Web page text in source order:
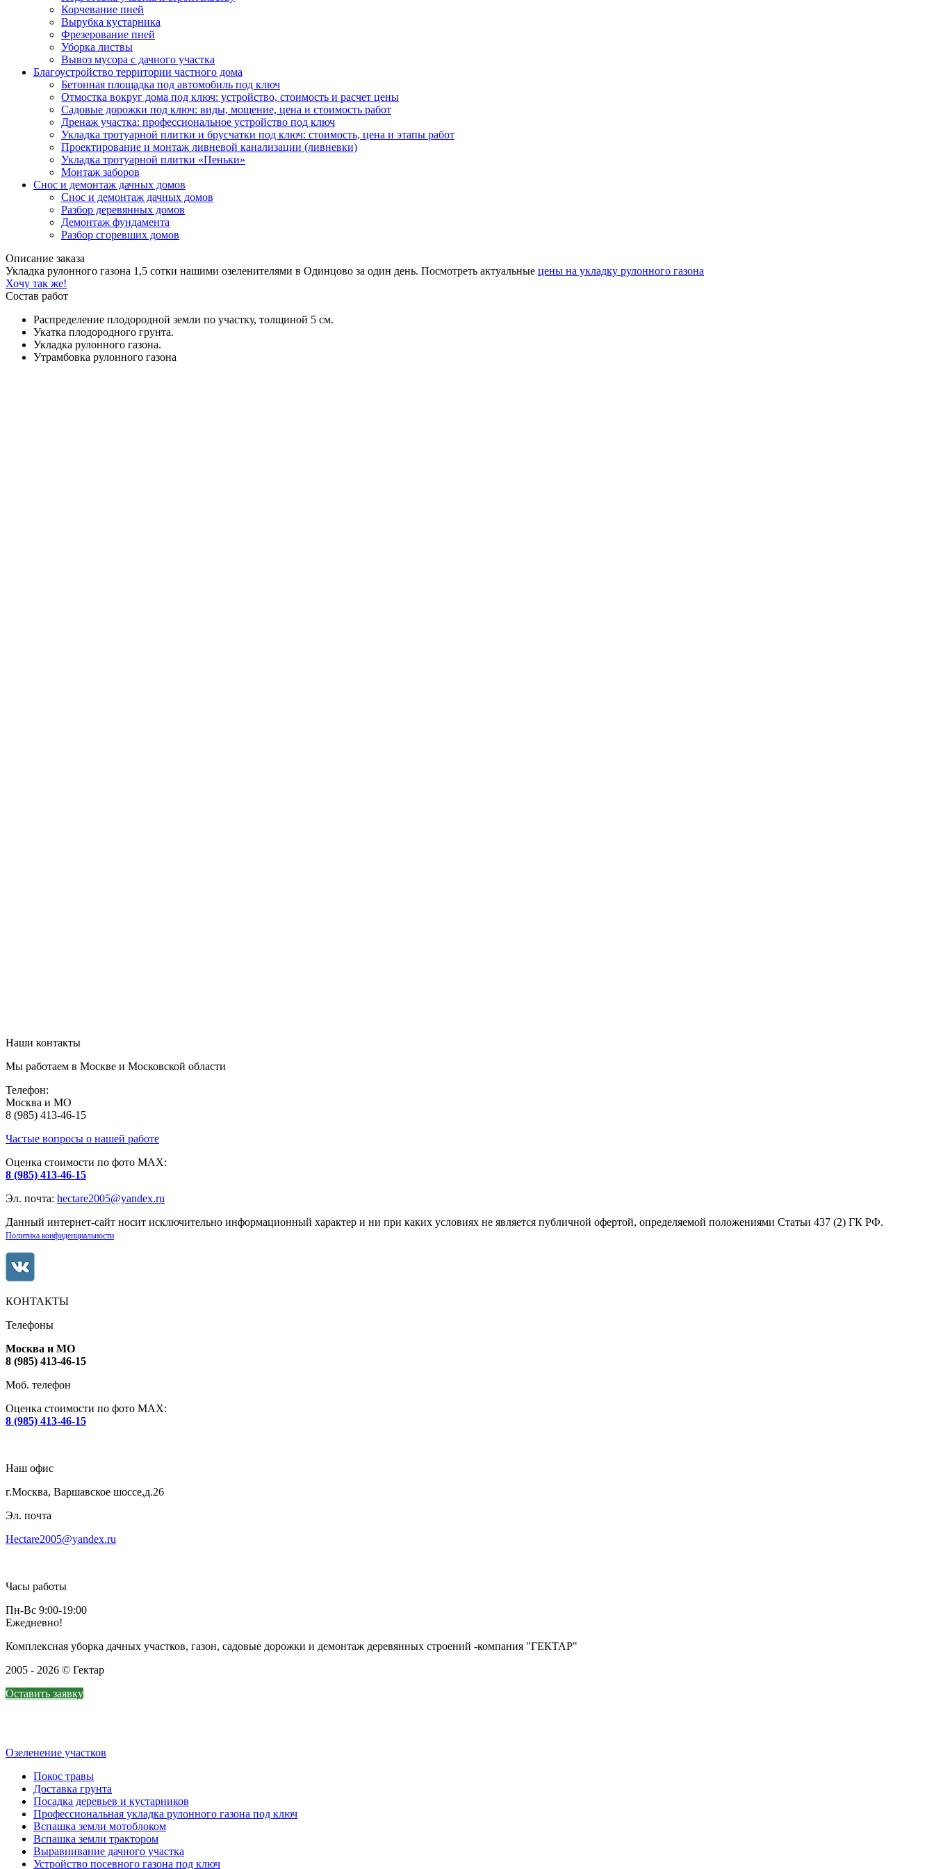
Корчевание пней
Вырубка кустарника
Фрезерование пней
Уборка листвы
Вывоз мусора с дачного участка
Благоустройство территории частного дома
Бетонная площадка под автомобиль под ключ
Отмостка вокруг дома под ключ: устройство, стоимость и расчет цены
Садовые дорожки под ключ: виды, мощение, цена и стоимость работ
Дренаж участка: профессиональное устройство под ключ
Укладка тротуарной плитки и брусчатки под ключ: стоимость, цена и этапы работ
Проектирование и монтаж ливневой канализации (ливневки)
Укладка тротуарной плитки «Пеньки»
Монтаж заборов
Снос и демонтаж дачных домов
Снос и демонтаж дачных домов
Разбор деревянных домов
Демонтаж фундамента
Разбор сгоревших домов
Описание заказа
Укладка рулонного газона 1,5 сотки нашими озеленителями в Одинцово за один день. Посмотреть актуальные цены на укладку рулонного газона
Хочу так же!
Состав работ
Распределение плодородной земли по участку, толщиной 5 см.
Укатка плодородного грунта.
Укладка рулонного газона.
Утрамбовка рулонного газона
Наши контакты
Мы работаем в Москве и Московской области
Телефон:
Москва и МО
8 (985) 413-46-15
Частые вопросы о нашей работе
Оценка стоимости по фото МАХ:
8 (985) 413-46-15
Эл. почта: hectare2005@yandex.ru
Данный интернет-сайт носит исключительно информационный характер и ни при каких условиях не является публичной офертой, определяемой положениями Статьи 437 (2) ГК РФ.
Политика конфиденциальности
КОНТАКТЫ
Телефоны
Москва и МО
8 (985) 413-46-15
Моб. телефон
Оценка стоимости по фото МАХ:
8 (985) 413-46-15
Наш офис
г.Москва, Варшавское шоссе,д.26
Эл. почта
Hectare2005@yandex.ru
Часы работы
Пн-Вс 9:00-19:00
Ежедневно!
Комплексная уборка дачных участков, газон, садовые дорожки и демонтаж деревянных строений -компания "ГЕКТАР"
2005 - 2026 © Гектар
Оставить заявку
Озеленение участков
Покос травы
Доставка грунта
Посадка деревьев и кустарников
Профессиональная укладка рулонного газона под ключ
Вспашка земли мотоблоком
Вспашка земли трактором
Выравнивание дачного участка
Устройство посевного газона под ключ